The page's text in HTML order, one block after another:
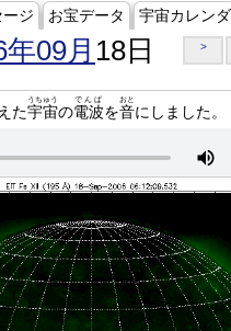
ジ お宝データ 宇宙カレン
09月 18日 >
えた宇宙
うちゅう
の電波
でんぱ
を音
おと
にしました。